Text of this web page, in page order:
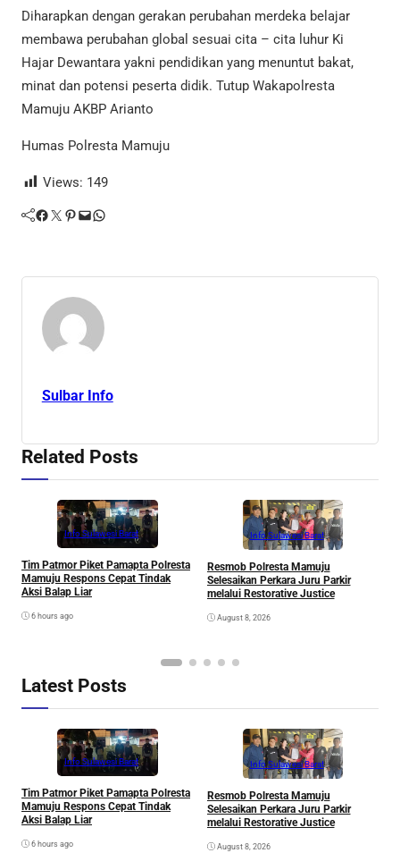
Diharapkan dengan gerakan perubahan merdeka belajar
membawa perubahan global sesuai cita – cita luhur Ki
Hajar Dewantara yakni pendidikan yang menuntut bakat,
minat dan potensi peserta didik. Tutup Wakapolresta
Mamuju AKBP Arianto
Humas Polresta Mamuju
Views: 149
Facebook Twitter Pinterest Mail WhatsApp
Sulbar Info
Related Posts
Info Sulawesi Barat
Tim Patmor Piket Pamapta Polresta
Mamuju Respons Cepat Tindak
Aksi Balap Liar
6 hours ago
Info Sulawesi Barat
Resmob Polresta Mamuju
Selesaikan Perkara Juru Parkir
melalui Restorative Justice
August 8, 2026
Latest Posts
Info Sulawesi Barat
Tim Patmor Piket Pamapta Polresta
Mamuju Respons Cepat Tindak
Aksi Balap Liar
6 hours ago
Info Sulawesi Barat
Resmob Polresta Mamuju
Selesaikan Perkara Juru Parkir
melalui Restorative Justice
August 8, 2026